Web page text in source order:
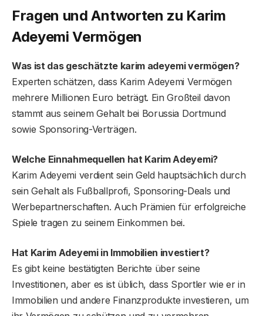
Fragen und Antworten zu Karim
Adeyemi Vermögen
Was ist das geschätzte karim adeyemi vermögen?
Experten schätzen, dass Karim Adeyemi Vermögen
mehrere Millionen Euro beträgt. Ein Großteil davon
stammt aus seinem Gehalt bei Borussia Dortmund
sowie Sponsoring-Verträgen.
Welche Einnahmequellen hat Karim Adeyemi?
Karim Adeyemi verdient sein Geld hauptsächlich durch
sein Gehalt als Fußballprofi, Sponsoring-Deals und
Werbepartnerschaften. Auch Prämien für erfolgreiche
Spiele tragen zu seinem Einkommen bei.
Hat Karim Adeyemi in Immobilien investiert?
Es gibt keine bestätigten Berichte über seine
Investitionen, aber es ist üblich, dass Sportler wie er in
Immobilien und andere Finanzprodukte investieren, um